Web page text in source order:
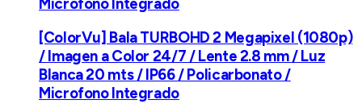
[ColorVu] Bala TURBOHD 2 Megapixel (1080p)
/ Imagen a Color 24/7 / Lente 2.8 mm / Luz
Blanca 20 mts / IP66 / Policarbonato /
Microfono Integrado